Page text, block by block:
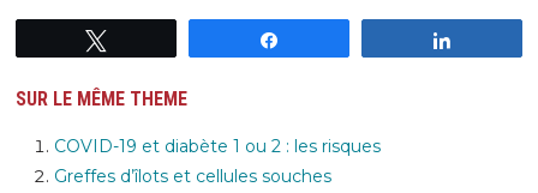
SUR LE MÊME THEME
COVID-19 et diabète 1 ou 2 : les risques
Greffes d’îlots et cellules souches